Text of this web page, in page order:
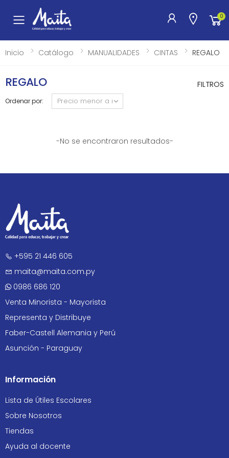
Toggle mobile menu 0
Inicio Catálogo MANUALIDADES CINTAS REGALO
REGALO FILTROS
Ordenar por:
-No se encontraron resultados-
+595 21 446 605
maita@maita.com.py
0986 686 120
Venta Minorista - Mayorista
Representa y Distribuye
Faber-Castell Alemania y Perú
Asunción - Paraguay
Información
Lista de Útiles Escolares
Sobre Nosotros
Tiendas
Ayuda al docente